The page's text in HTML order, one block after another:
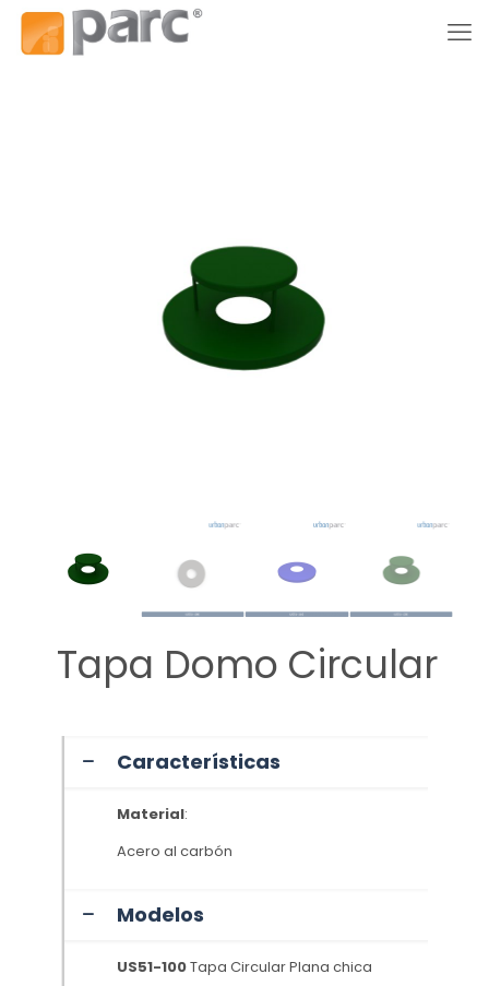
Tapa Domo Circular
Características
Material:
Acero al carbón
Modelos
US51-100Tapa Circular Plana chica